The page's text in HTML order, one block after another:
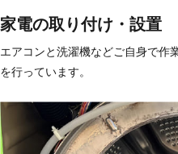
家電の取り付け・設置
エアコンと洗濯機などご自身で作
を行っています。